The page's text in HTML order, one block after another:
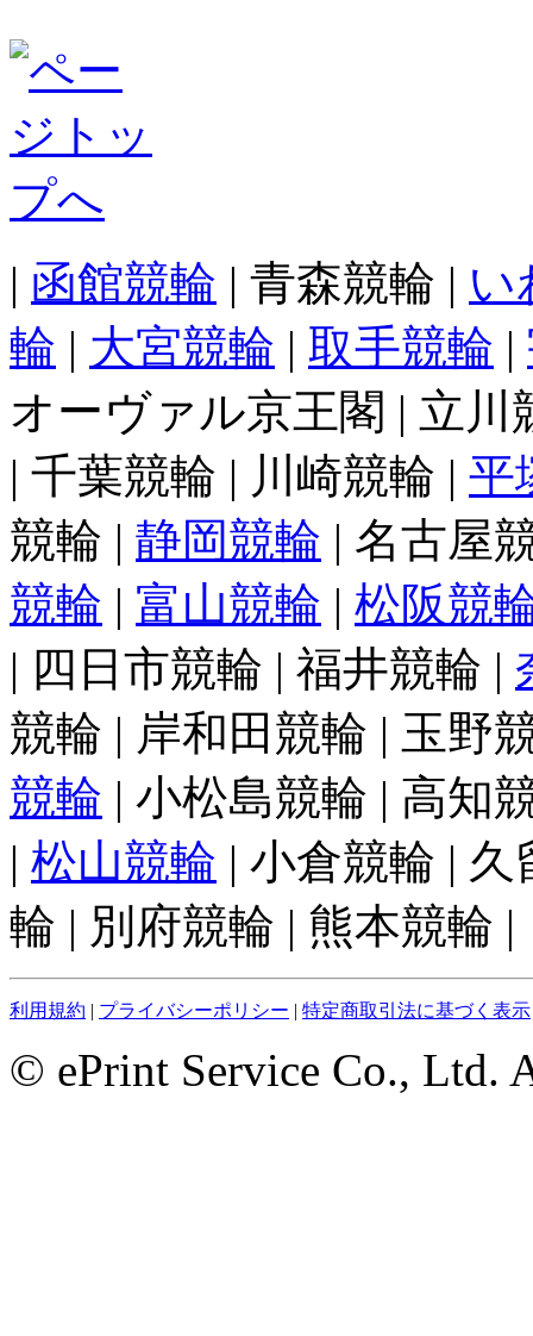
| 函館競輪 | 青森競輪 | い
輪 | 大宮競輪 | 取手競輪 |
オーヴァル京王閣 | 立川
| 千葉競輪 | 川崎競輪 | 平
競輪 | 静岡競輪 | 名古屋
競輪 | 富山競輪 | 松阪競
| 四日市競輪 | 福井競輪 |
競輪 | 岸和田競輪 | 玉野
競輪 | 小松島競輪 | 高知
| 松山競輪 | 小倉競輪 |
輪 | 別府競輪 | 熊本競輪 |
利用規約 | プライバシーポリシー | 特定商取引法に基づく表示
© ePrint Service Co., Ltd.